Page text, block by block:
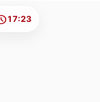
17:23